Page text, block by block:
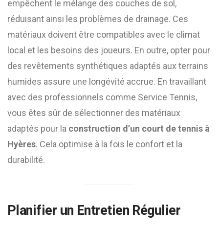
empêchent le mélange des couches de sol,
réduisant ainsi les problèmes de drainage. Ces
matériaux doivent être compatibles avec le climat
local et les besoins des joueurs. En outre, opter pour
des revêtements synthétiques adaptés aux terrains
humides assure une longévité accrue. En travaillant
avec des professionnels comme Service Tennis,
vous êtes sûr de sélectionner des matériaux
adaptés pour la construction d’un court de tennis à
Hyères. Cela optimise à la fois le confort et la
durabilité.
Planifier un Entretien Régulier